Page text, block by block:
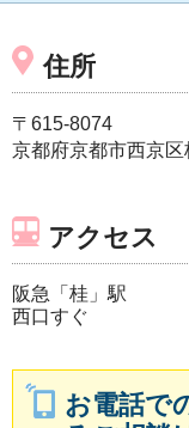
住所
〒615-8074
京都府京都市西京
アクセス
阪急「桂」駅
西口すぐ
お電話で